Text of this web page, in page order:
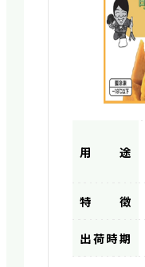
用途
特徴
出荷時期